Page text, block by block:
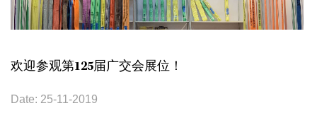
欢迎参观第125届广交会展位！
Date: 25-11-2019